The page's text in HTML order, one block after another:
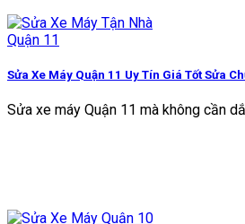
Sửa Xe Máy Quận 11 Uy Tín Giá Tốt Sửa
Sửa xe máy Quận 11 mà không cần